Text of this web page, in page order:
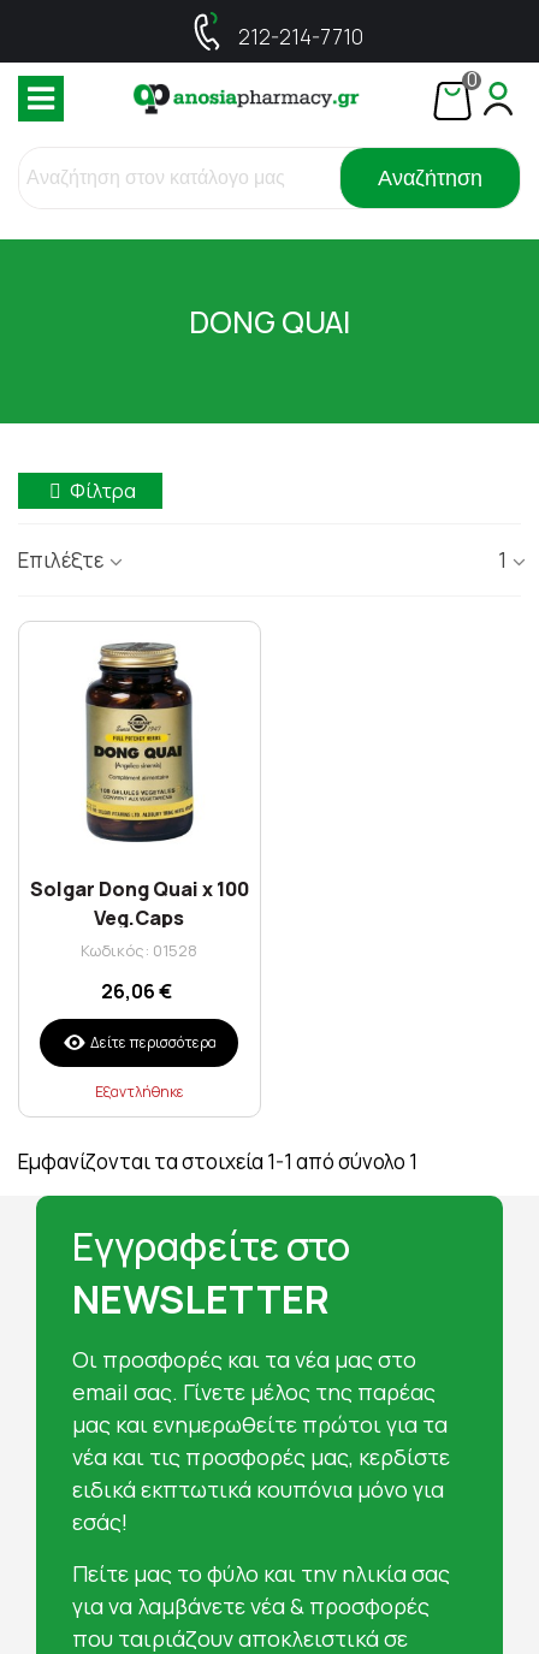
212-214-7710
0
Αναζήτηση
DONG QUAI
Φίλτρα
Επιλέξτε 1
Solgar Dong Quai x 100
Veg.Caps
Κωδικός: 01528
26,06 €
Δείτε περισσότερα
Εξαντλήθηκε
Εμφανίζονται τα στοιχεία 1-1 από σύνολο 1
Εγγραφείτε στο
NEWSLETTER
Oι προσφορές και τα νέα μας στο
email σας. Γίνετε μέλος της παρέας
μας και ενημερωθείτε πρώτοι για τα
νέα και τις προσφορές μας, κερδίστε
ειδικά εκπτωτικά κουπόνια μόνο για
εσάς!
Πείτε μας το φύλο και την ηλικία σας
για να λαμβάνετε νέα & προσφορές
που ταιριάζουν αποκλειστικά σε